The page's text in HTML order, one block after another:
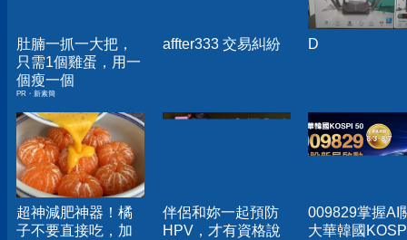
肚腩一抓一大把，
只需1個雞蛋，用一
個瘦一個
PR・新素簡
affter333 交易糾紛 D
超神減肥神器！橘
子不要直接吃，加
伴侶和妳一起預防
HPV，才有資格說
009829掌握AI
大華韓國